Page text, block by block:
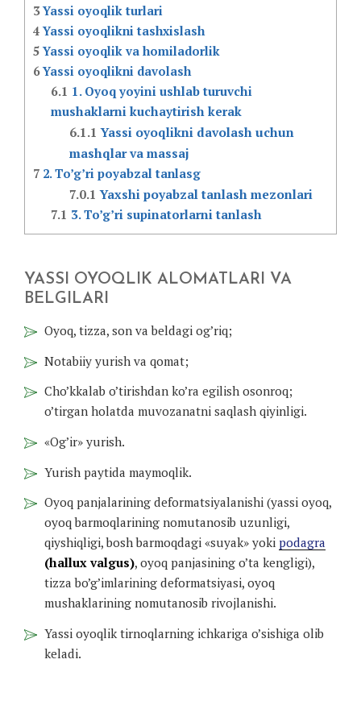
3Yassi oyoqlik turlari
4Yassi oyoqlikni tashxislash
5Yassi oyoqlik va homiladorlik
6Yassi oyoqlikni davolash
6.1 1. Oyoq yoyini ushlab turuvchi
mushaklarni kuchaytirish kerak
6.1.1 Yassi oyoqlikni davolash uchun
mashqlar va massaj
7 2. To’g’ri poyabzal tanlasg
7.0.1 Yaxshi poyabzal tanlash mezonlari
7.1 3. To’g’ri supinatorlarni tanlash
YASSI OYOQLIK ALOMATLARI VA
BELGILARI
Oyoq, tizza, son va beldagi og’riq;
Notabiiy yurish va qomat;
Cho’kkalab o’tirishdan ko’ra egilish osonroq;
o’tirgan holatda muvozanatni saqlash qiyinligi.
«Og’ir» yurish.
Yurish paytida maymoqlik.
Oyoq panjalarining deformatsiyalanishi (yassi oyoq,
oyoq barmoqlarining nomutanosib uzunligi,
qiyshiqligi, bosh barmoqdagi «suyak» yoki podagra
(hallux valgus), oyoq panjasining o’ta kengligi),
tizza bo’g’imlarining deformatsiyasi, oyoq
mushaklarining nomutanosib rivojlanishi.
Yassi oyoqlik tirnoqlarning ichkariga o’sishiga olib
keladi.